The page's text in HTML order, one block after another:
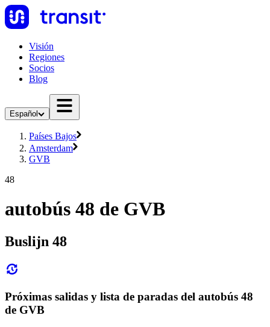
Visión
Regiones
Socios
Blog
Español
Países Bajos
Amsterdam
GVB
48
autobús 48 de GVB
Buslijn 48
Próximas salidas y lista de paradas del autobús 48
de GVB